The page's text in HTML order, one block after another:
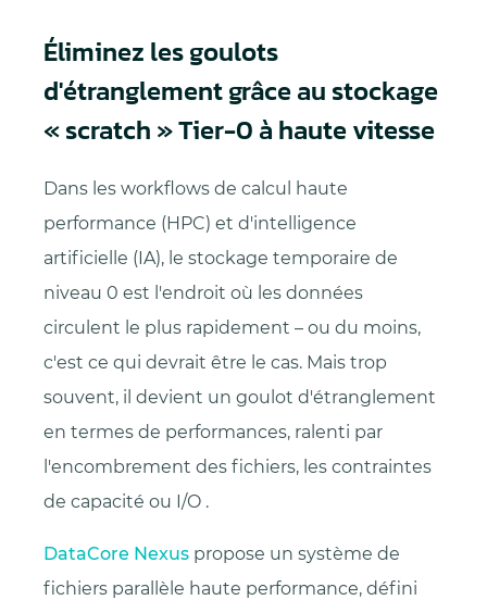
Éliminez les goulots
d'étranglement grâce au stockage
« scratch » Tier-0 à haute vitesse
Dans les workflows de calcul haute
performance (HPC) et d'intelligence
artificielle (IA), le stockage temporaire de
niveau 0 est l'endroit où les données
circulent le plus rapidement – ou du moins,
c'est ce qui devrait être le cas. Mais trop
souvent, il devient un goulot d'étranglement
en termes de performances, ralenti par
l'encombrement des fichiers, les contraintes
de capacité ou I/O .
DataCore Nexus propose un système de
fichiers parallèle haute performance, défini